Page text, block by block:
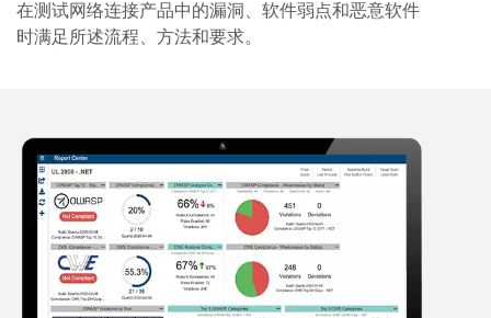
在测试网络连接产品中的漏洞、软件弱点和恶意软件
时满足所述流程、方法和要求。